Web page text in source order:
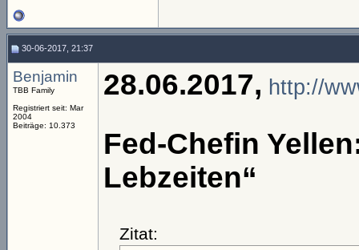
30-06-2017, 21:37
Benjamin
TBB Family
Registriert seit: Mar
2004
Beiträge: 10.373
28.06.2017, http://
Fed-Chefin
Lebzeiten“
Zitat: